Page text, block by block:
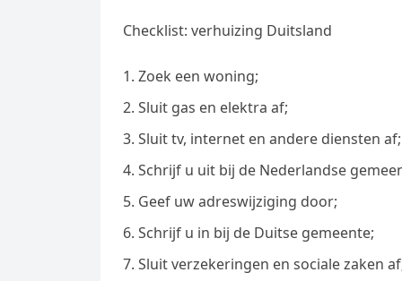
Checklist: verhuizing Duitsland
Zoek een woning;
Sluit gas en elektra af;
Sluit tv, internet en andere diensten af;
Schrijf u uit bij de Nederlandse
Geef uw adreswijziging door;
Schrijf u in bij de Duitse gemeente;
Sluit verzekeringen en sociale zaken